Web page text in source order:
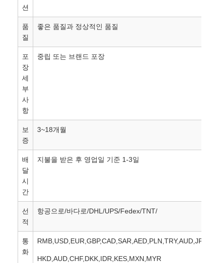
션
품
질
좋은 품질과 정상적인 품질
포
장
세
부
사
항
중립 또는 브랜드 포장
보
증
3~18개월
배
달
시
간
지불을 받은 후 영업일 기준 1-3일
선
적
항공으로/바다로/DHL/UPS/Fedex/TNT/
통
화
HKD,AUD,CHF,DKK,IDR,KES,MXN,MYR